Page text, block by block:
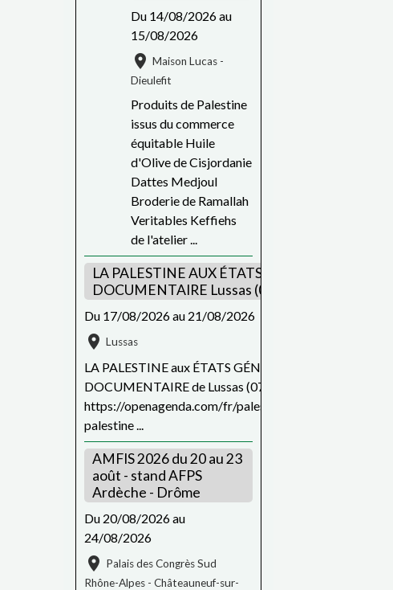
Du 14/08/2026au
15/08/2026
Maison Lucas -
Dieulefit
Produits de Palestine
issus du commerce
équitable Huile
d'Olive de Cisjordanie
Dattes Medjoul
Broderie de Ramallah
Veritables Keffiehs
de l'atelier ...
LA PALESTINE AUX ÉTATS GÉNÉRAUX DU
DOCUMENTAIRE Lussas (07)
Du 17/08/2026au 21/08/2026
Lussas
LA PALESTINE aux ÉTATS GÉNÉRAUX DU FILM
DOCUMENTAIRE de Lussas (07) du 17 au 21 août
https://openagenda.com/fr/palestine/events/
palestine ...
AMFIS 2026 du 20 au 23
août - stand AFPS
Ardèche - Drôme
Du 20/08/2026au
24/08/2026
Palais des Congrès Sud
Rhône-Alpes - Châteauneuf-sur-